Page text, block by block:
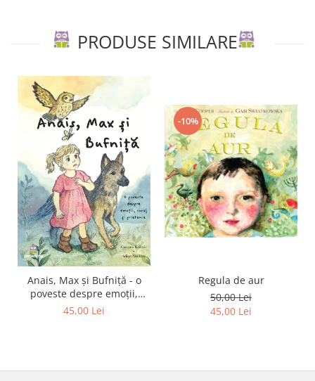
PRODUSE SIMILARE
Anais, Max și Bufniță - o
poveste despre emoții,
curaj și prietenie
45,00 Lei
-10%
Regula de aur
50,00 Lei
45,00 Lei